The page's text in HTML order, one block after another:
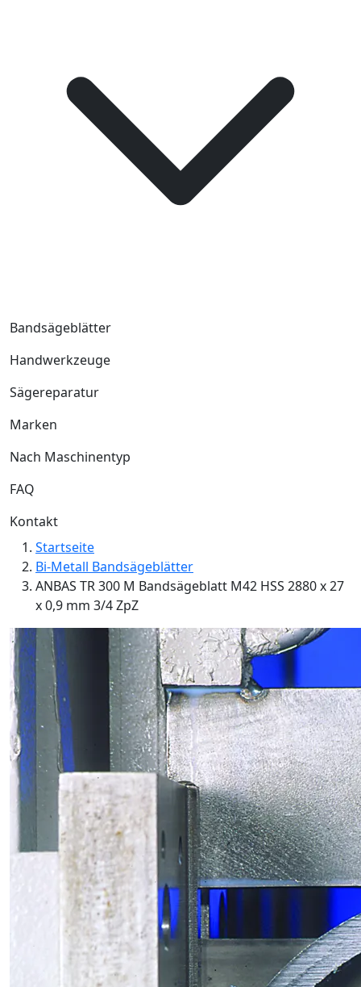
Bandsägeblätter
Handwerkzeuge
Sägereparatur
Marken
Nach Maschinentyp
FAQ
Kontakt
Startseite
Bi-Metall Bandsägeblätter
ANBAS TR 300 M Bandsägeblatt M42 HSS 2880 x 27
x 0,9 mm 3/4 ZpZ